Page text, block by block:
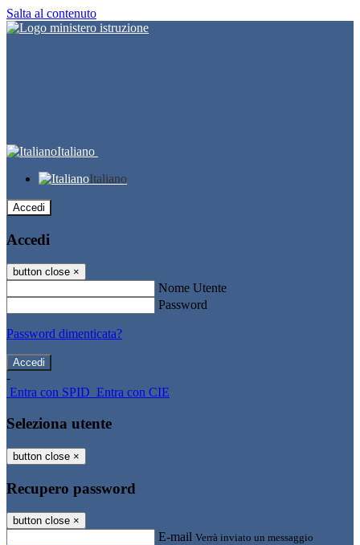
Salta al contenuto
Italiano
Italiano
Accedi
Accedi
button close ×
Nome Utente
Password
Password dimenticata?
-
Entra con SPID Entra con CIE
Seleziona utente
button close ×
Recupero password
button close ×
E-mail Verrà inviato un messaggio